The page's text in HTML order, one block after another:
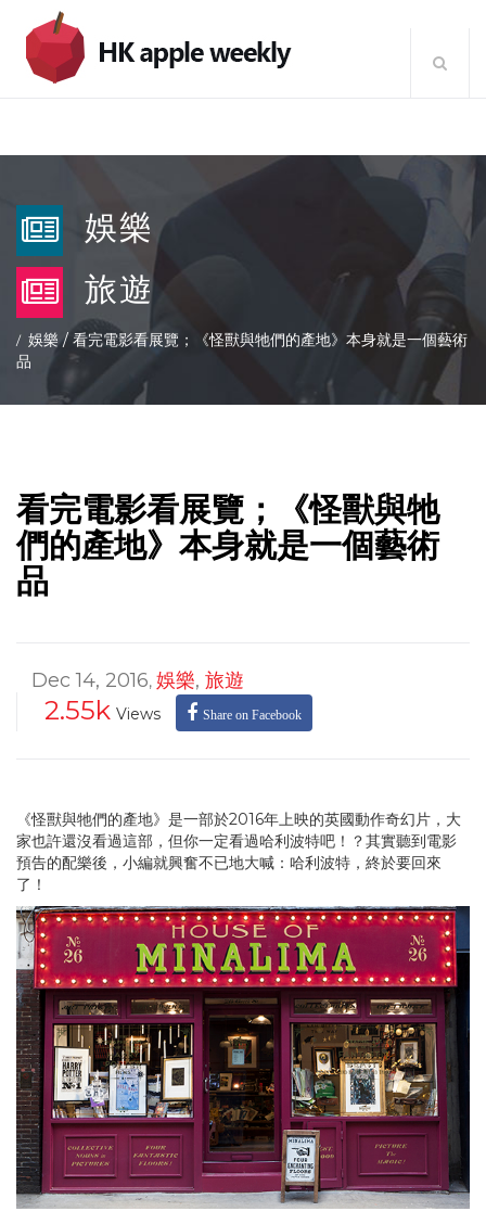
娛樂
旅遊
娛樂 /看完電影看展覽；《怪獸與牠們的產地》本身就是一個藝術
品
看完電影看展覽；《怪獸與牠
們的產地》本身就是一個藝術
品
Dec 14, 2016, 娛樂, 旅遊
2.55k Views Share on Facebook
《怪獸與牠們的產地》是一部於2016年上映的英國動作奇幻片，大
家也許還沒看過這部，但你一定看過哈利波特吧！？其實聽到電影
預告的配樂後，小編就興奮不已地大喊：哈利波特，終於要回來
了！